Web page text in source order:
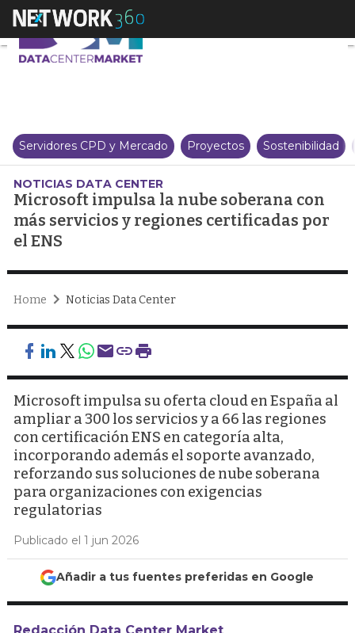
Microsoft impulsa la nube
Servidores CPD y Mercado Proyectos Sostenibilidad
NOTICIAS DATA CENTER
Microsoft impulsa la nube soberana con
más servicios y regiones certificadas por
el ENS
Home Noticias Data Center
Microsoft impulsa su oferta cloud en España al
ampliar a 300 los servicios y a 66 las regiones
con certificación ENS en categoría alta,
incorporando además el soporte avanzado,
reforzando sus soluciones de nube soberana
para organizaciones con exigencias
regulatorias
Publicado el 1 jun 2026
Añadir a tus fuentes preferidas en Google